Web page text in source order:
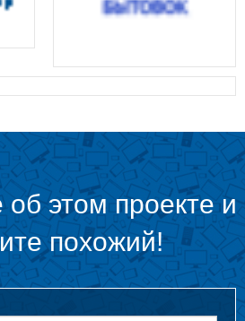
об этом проекте и
похожий!